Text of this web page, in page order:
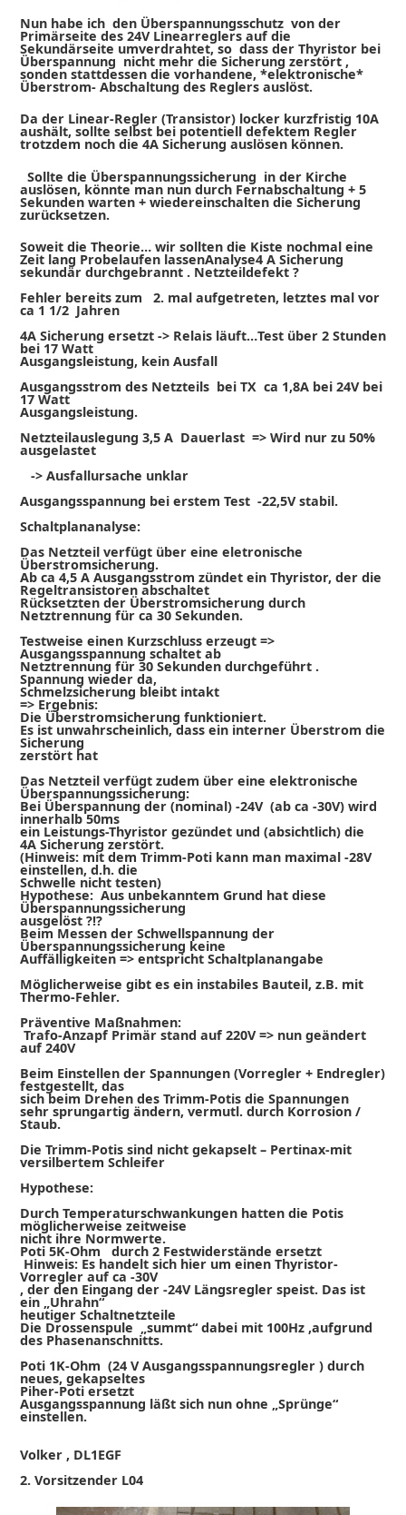
Nun habe ich den Überspannungsschutz von der
Primärseite des 24V Linearreglers auf die
Sekundärseite umverdrahtet, so dass der Thyristor bei
Überspannung nicht mehr die Sicherung zerstört ,
sonden stattdessen die vorhandene, *elektronische*
Überstrom- Abschaltung des Reglers auslöst.
Da der Linear-Regler (Transistor) locker kurzfristig 10A
aushält, sollte selbst bei potentiell defektem Regler
trotzdem noch die 4A Sicherung auslösen können.
Sollte die Überspannungssicherung in der Kirche
auslösen, könnte man nun durch Fernabschaltung + 5
Sekunden warten + wiedereinschalten die Sicherung
zurücksetzen.
Soweit die Theorie… wir sollten die Kiste nochmal eine
Zeit lang Probelaufen lassenAnalyse4 A Sicherung
sekundär durchgebrannt . Netzteildefekt ?
Fehler bereits zum 2. mal aufgetreten, letztes mal vor
ca 1 1/2 Jahren
4A Sicherung ersetzt -> Relais läuft…Test über 2 Stunden
bei 17 Watt
Ausgangsleistung, kein Ausfall
Ausgangsstrom des Netzteils bei TX ca 1,8A bei 24V bei
17 Watt
Ausgangsleistung.
Netzteilauslegung 3,5 A Dauerlast => Wird nur zu 50%
ausgelastet
-> Ausfallursache unklar
Ausgangsspannung bei erstem Test -22,5V stabil.
Schaltplananalyse:
Das Netzteil verfügt über eine eletronische
Überstromsicherung.
Ab ca 4,5 A Ausgangsstrom zündet ein Thyristor, der die
Regeltransistoren abschaltet
Rücksetzten der Überstromsicherung durch
Netztrennung für ca 30 Sekunden.
Testweise einen Kurzschluss erzeugt =>
Ausgangsspannung schaltet ab
Netztrennung für 30 Sekunden durchgeführt .
Spannung wieder da,
Schmelzsicherung bleibt intakt
=> Ergebnis:
Die Überstromsicherung funktioniert.
Es ist unwahrscheinlich, dass ein interner Überstrom die
Sicherung
zerstört hat
Das Netzteil verfügt zudem über eine elektronische
Überspannungssicherung:
Bei Überspannung der (nominal) -24V (ab ca -30V) wird
innerhalb 50ms
ein Leistungs-Thyristor gezündet und (absichtlich) die
4A Sicherung zerstört.
(Hinweis: mit dem Trimm-Poti kann man maximal -28V
einstellen, d.h. die
Schwelle nicht testen)
Hypothese: Aus unbekanntem Grund hat diese
Überspannungssicherung
ausgelöst ?!?
Beim Messen der Schwellspannung der
Überspannungssicherung keine
Auffälligkeiten => entspricht Schaltplanangabe
Möglicherweise gibt es ein instabiles Bauteil, z.B. mit
Thermo-Fehler.
Präventive Maßnahmen:
Trafo-Anzapf Primär stand auf 220V => nun geändert
auf 240V
Beim Einstellen der Spannungen (Vorregler + Endregler)
festgestellt, das
sich beim Drehen des Trimm-Potis die Spannungen
sehr sprungartig ändern, vermutl. durch Korrosion /
Staub.
Die Trimm-Potis sind nicht gekapselt – Pertinax-mit
versilbertem Schleifer
Hypothese:
Durch Temperaturschwankungen hatten die Potis
möglicherweise zeitweise
nicht ihre Normwerte.
Poti 5K-Ohm durch 2 Festwiderstände ersetzt
Hinweis: Es handelt sich hier um einen Thyristor-
Vorregler auf ca -30V
, der den Eingang der -24V Längsregler speist. Das ist
ein „Uhrahn“
heutiger Schaltnetzteile
Die Drossenspule „summt“ dabei mit 100Hz ,aufgrund
des Phasenanschnitts.
Poti 1K-Ohm (24 V Ausgangsspannungsregler ) durch
neues, gekapseltes
Piher-Poti ersetzt
Ausgangsspannung läßt sich nun ohne „Sprünge“
einstellen.
Volker , DL1EGF
2. Vorsitzender L04